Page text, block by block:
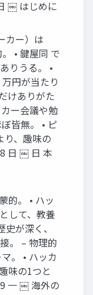
￼ はじめに
カー）は
• 鍵屋同 で
りうる。 •
円が当たり
けありがた
ー会議や勉
皆無。 • ピ
り、趣味の
日 ￼ 日 本
的。 • ハッ
して、教養
が深く、
。 – 物理的
。 • ハッカ
味の1つと
一 ￼ 海外の